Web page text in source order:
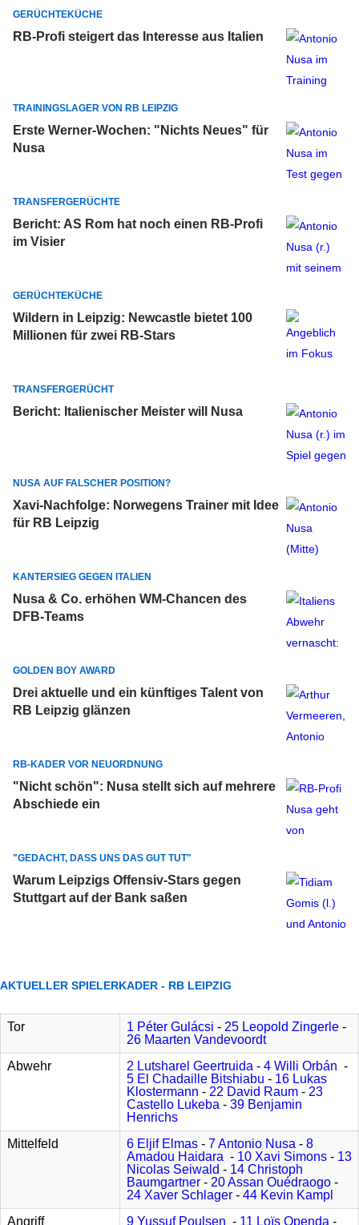
GERÜCHTEKÜCHE
RB-Profi steigert das Interesse aus Italien
TRAININGSLAGER VON RB LEIPZIG
Erste Werner-Wochen: "Nichts Neues" für
Nusa
TRANSFERGERÜCHTE
Bericht: AS Rom hat noch einen RB-Profi
im Visier
GERÜCHTEKÜCHE
Wildern in Leipzig: Newcastle bietet 100
Millionen für zwei RB-Stars
TRANSFERGERÜCHT
Bericht: Italienischer Meister will Nusa
NUSA AUF FALSCHER POSITION?
Xavi-Nachfolge: Norwegens Trainer mit Idee
für RB Leipzig
KANTERSIEG GEGEN ITALIEN
Nusa & Co. erhöhen WM-Chancen des
DFB-Teams
GOLDEN BOY AWARD
Drei aktuelle und ein künftiges Talent von
RB Leipzig glänzen
RB-KADER VOR NEUORDNUNG
"Nicht schön": Nusa stellt sich auf mehrere
Abschiede ein
"GEDACHT, DASS UNS DAS GUT TUT"
Warum Leipzigs Offensiv-Stars gegen
Stuttgart auf der Bank saßen
AKTUELLER SPIELERKADER - RB LEIPZIG
Tor 1 Péter Gulácsi - 25 Leopold Zingerle -
26 Maarten Vandevoordt
Abwehr
2 Lutsharel Geertruida - 4 Willi Orbán -
5 El Chadaille Bitshiabu - 16 Lukas
Klostermann - 22 David Raum - 23
Castello Lukeba - 39 Benjamin
Henrichs
Mittelfeld
6 Eljif Elmas - 7 Antonio Nusa - 8
Amadou Haidara - 10 Xavi Simons - 13
Nicolas Seiwald - 14 Christoph
Baumgartner - 20 Assan Ouédraogo -
24 Xaver Schlager - 44 Kevin Kampl
Angriff
9 Yussuf Poulsen - 11 Loïs Openda -